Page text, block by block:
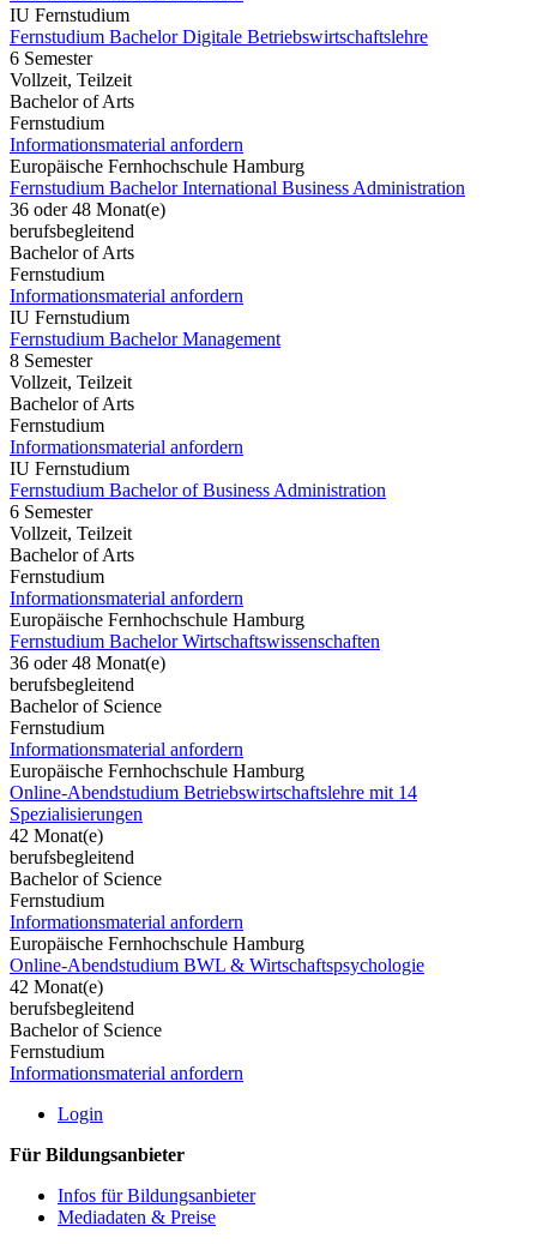
IU Fernstudium
Fernstudium Bachelor Digitale Betriebswirtschaftslehre
6 Semester
Vollzeit, Teilzeit
Bachelor of Arts
Fernstudium
Informationsmaterial anfordern
Europäische Fernhochschule Hamburg
Fernstudium Bachelor International Business Administration
36 oder 48 Monat(e)
berufsbegleitend
Bachelor of Arts
Fernstudium
Informationsmaterial anfordern
IU Fernstudium
Fernstudium Bachelor Management
8 Semester
Vollzeit, Teilzeit
Bachelor of Arts
Fernstudium
Informationsmaterial anfordern
IU Fernstudium
Fernstudium Bachelor of Business Administration
6 Semester
Vollzeit, Teilzeit
Bachelor of Arts
Fernstudium
Informationsmaterial anfordern
Europäische Fernhochschule Hamburg
Fernstudium Bachelor Wirtschaftswissenschaften
36 oder 48 Monat(e)
berufsbegleitend
Bachelor of Science
Fernstudium
Informationsmaterial anfordern
Europäische Fernhochschule Hamburg
Online-Abendstudium Betriebswirtschaftslehre mit 14
Spezialisierungen
42 Monat(e)
berufsbegleitend
Bachelor of Science
Fernstudium
Informationsmaterial anfordern
Europäische Fernhochschule Hamburg
Online-Abendstudium BWL & Wirtschaftspsychologie
42 Monat(e)
berufsbegleitend
Bachelor of Science
Fernstudium
Informationsmaterial anfordern
Login
Für Bildungsanbieter
Infos für Bildungsanbieter
Mediadaten & Preise